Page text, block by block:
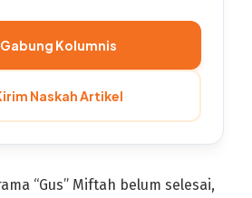
Gabung Kolumnis
Naskah Artikel
“Gus” Miftah belum selesai,